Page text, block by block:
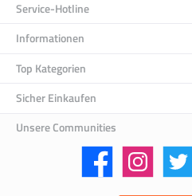
Service-Hotline
Informationen
Top Kategorien
Sicher Einkaufen
Unsere Communities
Facebook Instagram Twitter